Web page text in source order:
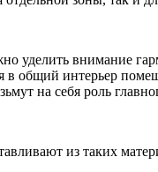
уделить внимание
в общий интерьер
на себя роль
из таких